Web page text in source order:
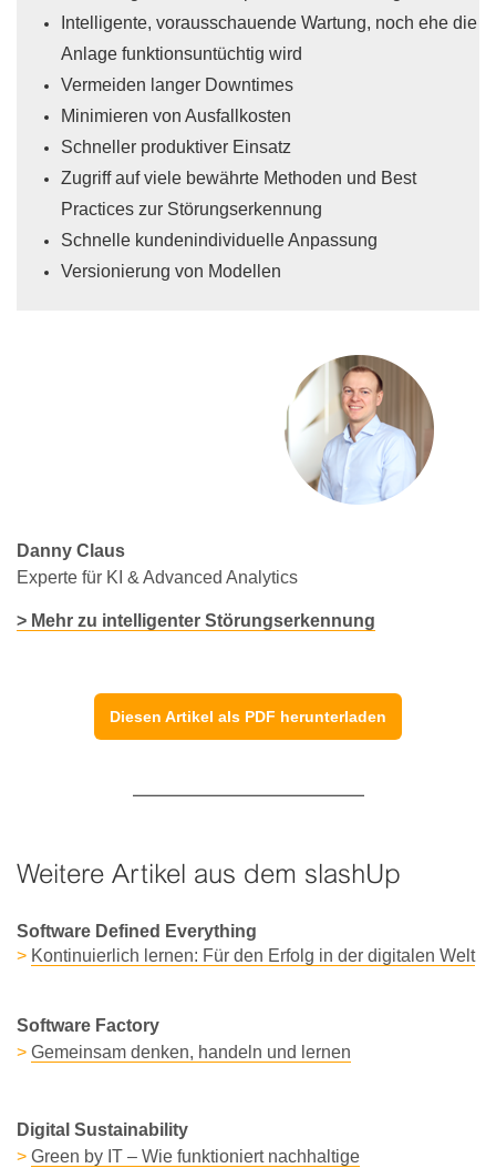
Intelligente, vorausschauende Wartung, noch ehe die
Anlage funktionsuntüchtig wird
Vermeiden langer Downtimes
Minimieren von Ausfallkosten
Schneller produktiver Einsatz
Zugriff auf viele bewährte Methoden und Best
Practices zur Störungserkennung
Schnelle kundenindividuelle Anpassung
Versionierung von Modellen
Danny Claus
Experte für KI & Advanced Analytics
> Mehr zu intelligenter Störungserkennung
Diesen Artikel als PDF herunterladen
Weitere Artikel aus dem slashUp
Software Defined Everything
> Kontinuierlich lernen: Für den Erfolg in der digitalen Welt
Software Factory
> Gemeinsam denken, handeln und lernen
Digital Sustainability
> Green by IT – Wie funktioniert nachhaltige